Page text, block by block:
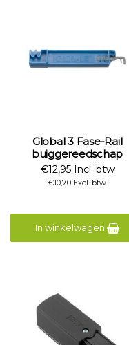
Global 3 Fase-Rail
buiggereedschap
€12,95 Incl. btw
€10,70 Excl. btw
In winkelwagen